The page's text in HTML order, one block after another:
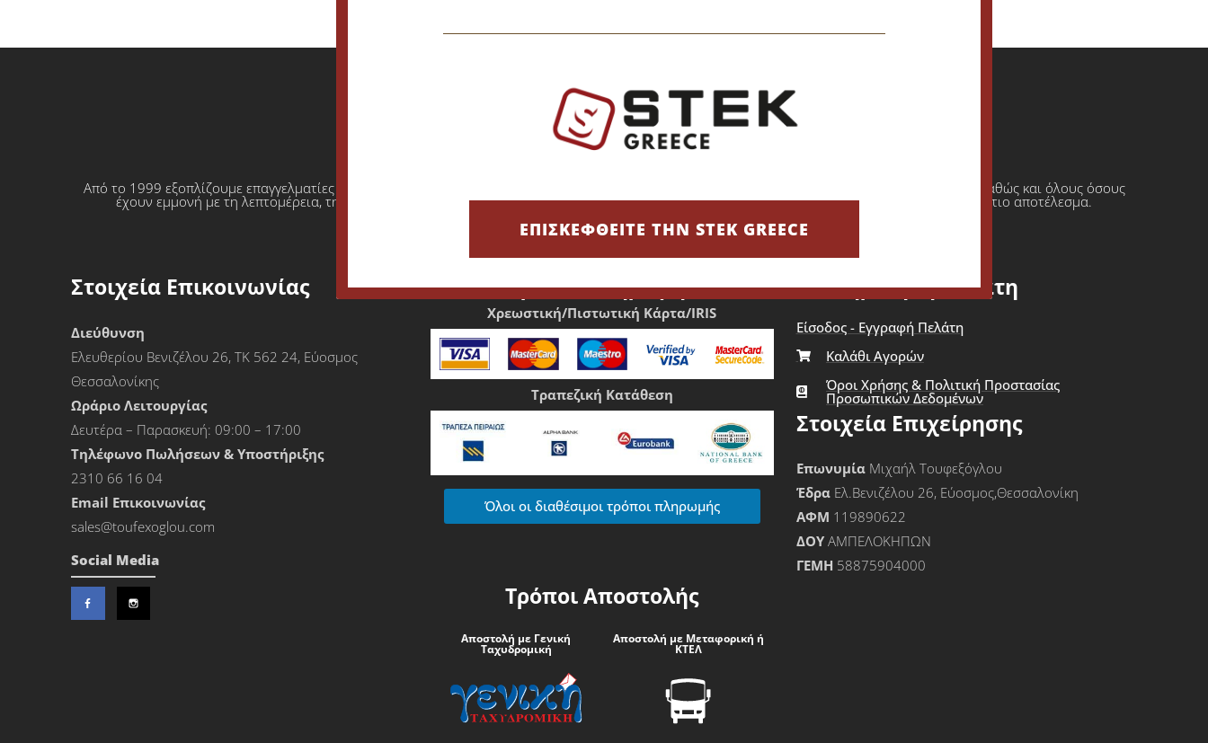
Από το 1999 εξοπλίζουμε επαγγελματίες που θέλουν να ξεχωρίσουν και ασχολούνται με πλυντήρια αυτοκινήτων και πρατήρια υγρών καυσίμων καθώς και όλους όσους
έχουν εμμονή με τη λεπτομέρεια, την απόλυτη καθαριότητα, απαιτούν επιμέλεια στην εμφάνιση και δίνουν έμφαση πάντοτε σε ένα τελικό άρτιο αποτέλεσμα.
Στοιχεία Επικοινωνίας
Διεύθυνση
Ελευθερίου Βενιζέλου 26, ΤΚ 562 24, Εύοσμος
Θεσσαλονίκης
Ωράριο Λειτουργίας
Δευτέρα – Παρασκευή: 09:00 – 17:00
Τηλέφωνο Πωλήσεων & Υποστήριξης
2310 66 16 04
Εmail Επικοινωνίας
sales@toufexoglou.com
Social Media
Τρόποι Πληρωμής
Χρεωστική/Πιστωτική Κάρτα/IRIS
Τραπεζική Κατάθεση
Όλοι οι διαθέσιμοι τρόποι πληρωμής
Τρόποι Αποστολής
Αποστολή με Γενική
Ταχυδρομική
Αποστολή με Μεταφορική ή
ΚΤΕΛ
Εξυπηρέτηση Πελάτη
Είσοδος - Εγγραφή Πελάτη
Καλάθι Αγορών
Όροι Χρήσης & Πολιτική Προστασίας
Προσωπικών Δεδομένων
Στοιχεία Επιχείρησης
Επωνυμία Μιχαήλ Τουφεξόγλου
Έδρα Ελ.Βενιζέλου 26, Εύοσμος,Θεσσαλονίκη
ΑΦΜ 119890622
ΔΟΥΑΜΠΕΛΟΚΗΠΩΝ
ΓΕΜΗ 58875904000
ΕΠΙΣΚΕΦΘΕΙΤΕ ΤΗΝ STEK GREECE